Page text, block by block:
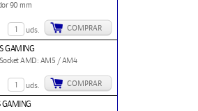
90 mm
uds. COMPRAR
GAMING
Socket AMD: AM5 / AM4
uds. COMPRAR
GAMING